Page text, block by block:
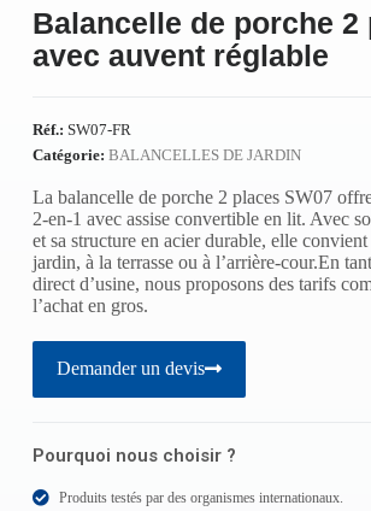
Balancelle de porche 2
avec auvent réglable
Réf.: SW07-FR
Catégorie: BALANCELLES DE JARDIN
La balancelle de porche 2 places SW07
2-en-1 avec assise convertible en lit. Avec
et sa structure en acier durable, elle
jardin, à la terrasse ou à l’arrière-cour.En
direct d’usine, nous proposons des tarifs
l’achat en gros.
Demander un devis
Pourquoi nous choisir ?
Produits testés par des organismes internationaux.